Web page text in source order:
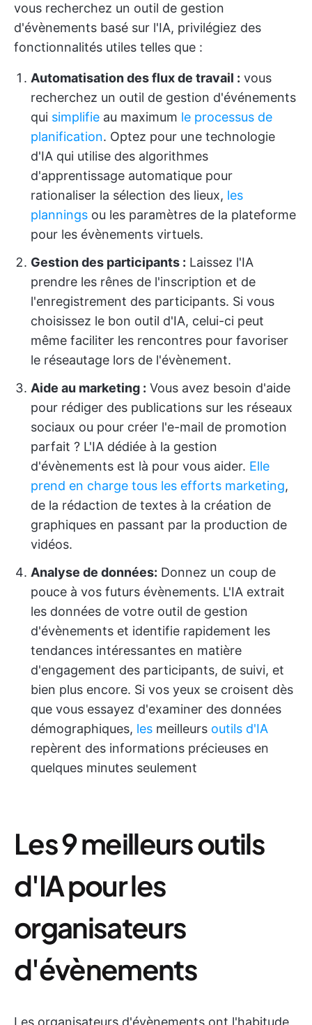
vous recherchez un outil de gestion
d'évènements basé sur l'IA, privilégiez des
fonctionnalités utiles telles que :
Automatisation des flux de travail : vous
recherchez un outil de gestion d'événements
qui simplifie au maximum le processus de
planification. Optez pour une technologie
d'IA qui utilise des algorithmes
d'apprentissage automatique pour
rationaliser la sélection des lieux, les
plannings ou les paramètres de la plateforme
pour les évènements virtuels.
Gestion des participants : Laissez l'IA
prendre les rênes de l'inscription et de
l'enregistrement des participants. Si vous
choisissez le bon outil d'IA, celui-ci peut
même faciliter les rencontres pour favoriser
le réseautage lors de l'évènement.
Aide au marketing : Vous avez besoin d'aide
pour rédiger des publications sur les réseaux
sociaux ou pour créer l'e-mail de promotion
parfait ? L'IA dédiée à la gestion
d'évènements est là pour vous aider. Elle
prend en charge tous les efforts marketing,
de la rédaction de textes à la création de
graphiques en passant par la production de
vidéos.
Analyse de données: Donnez un coup de
pouce à vos futurs évènements. L'IA extrait
les données de votre outil de gestion
d'évènements et identifie rapidement les
tendances intéressantes en matière
d'engagement des participants, de suivi, et
bien plus encore. Si vos yeux se croisent dès
que vous essayez d'examiner des données
démographiques, les meilleurs outils d'IA
repèrent des informations précieuses en
quelques minutes seulement
Les 9 meilleurs outils
d'IA pour les
organisateurs
d'évènements
Les organisateurs d'évènements ont l'habitude